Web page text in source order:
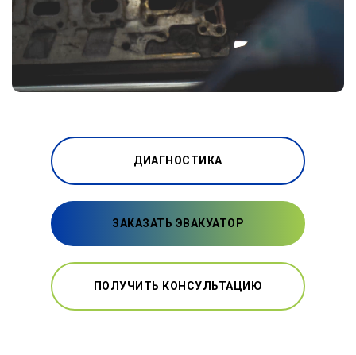
ДИАГНОСТИКА
ЗАКАЗАТЬ ЭВАКУАТОР
ПОЛУЧИТЬ КОНСУЛЬТАЦИЮ